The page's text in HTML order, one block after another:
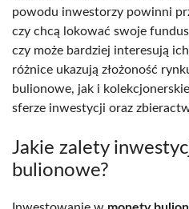
powodu inwestorzy powinni
czy chcą lokować swoje
czy może bardziej interesują
różnice ukazują złożoność
bulionowe, jak i
sferze inwestycji oraz
Jakie zalety
bulionowe?